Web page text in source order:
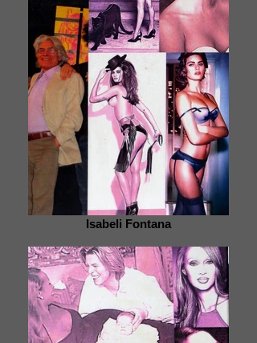
Isabeli Fontana